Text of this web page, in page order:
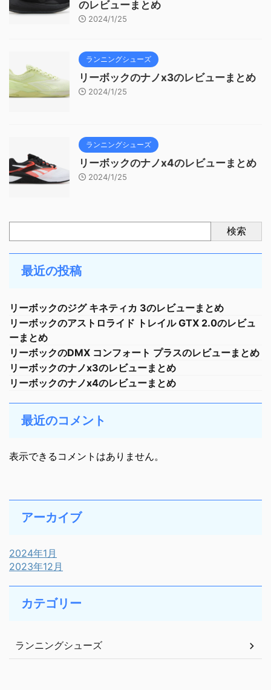
のレビューまとめ
2024/1/25
ランニングシューズ
リーボックのナノx3のレビューまとめ
2024/1/25
ランニングシューズ
リーボックのナノx4のレビューまとめ
2024/1/25
検索
最近の投稿
リーボックのジグ キネティカ 3のレビューまとめ
リーボックのアストロライド トレイル GTX 2.0のレビュ
ーまとめ
リーボックのDMX コンフォート プラスのレビューまとめ
リーボックのナノx3のレビューまとめ
リーボックのナノx4のレビューまとめ
最近のコメント
表示できるコメントはありません。
アーカイブ
2024年1月
2023年12月
カテゴリー
ランニングシューズ